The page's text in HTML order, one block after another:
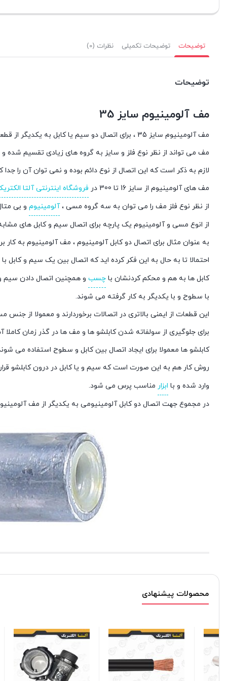
توضیحات توضیحات تکمیلی نظرات (0)
توضیحات
مف آلومینیوم سایز 35
مف آلومینیوم سایز 35 ، برای اتصال دو سیم یا کابل به یکدیگر از قطعه ای به نام مف یا دوراهی استفاده می شود.
مف می تواند از نظر نوع فلز و سایز به گروه‌ های زیادی تقسیم
لازم به ذکر است که این اتصال از نوع دائم بوده و نمی توان آن را جدا
مف های آلومینیوم از سایز 16 تا 300 در
فروشگاه اینترنتی آلتا
از نظر نوع فلز مف را می توان به سه گروه مسی ،آلومینیوم و بی
از انوع مسی و آلومینیوم یک پارچه برای اتصال سیم و کابل های
به عنوان مثال برای اتصال دو کابل آلومینیوم ، مف آلومینیوم به کار
احتمالا تا به حال به این فکر کرده اید که اتصال بین یک سیم و کابل
کابل ها به هم و محکم کردنشان با چسب و همچنین اتصال دادن سیم
با سطوح و با یکدیگر به کار گرفته می شوند.
این قطعات از ایمنی بالاتری در اتصالات برخوردارند و معمولا از
برای جلوگیری از سولفاته شدن کابلشو ها و مف ها در گذر زمان
کابلشو ها معمولا برای ایجاد اتصال بین کابل و سطوح استفاده می
روش کار هم به این صورت است که سیم و یا کابل در درون کابلشو
وارد شده و با ابزار مناسب پرس می شود.
در مجموع جهت اتصال دو کابل آلومینیومی به یکدیگر از مف
محصولات پیشنهادی